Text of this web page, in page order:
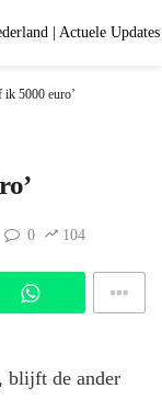
ik 5000 euro’
0 104
blijft de ander